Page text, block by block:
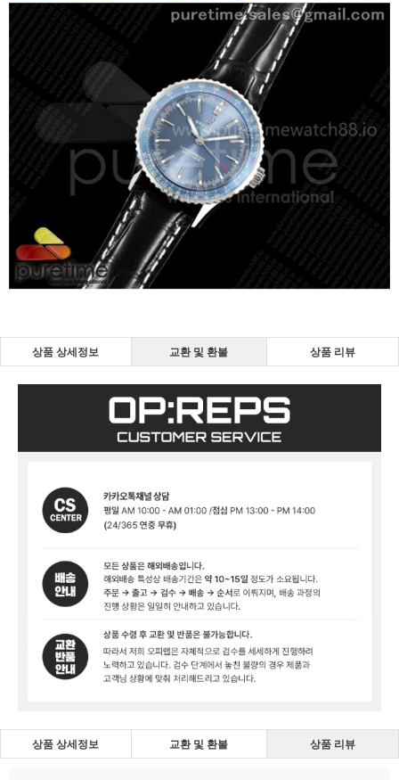
상품 상세정보 교환 및 환불 상품 리뷰
상품 상세정보 교환 및 환불 상품 리뷰